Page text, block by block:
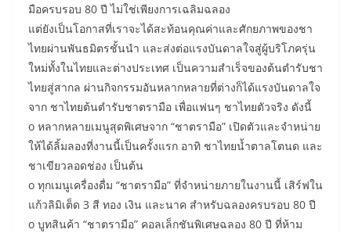
มือครบรอบ 80 ปี ไม่ใช่เพียงการเฉลิมฉลอง
แต่ยังเป็นโอกาสที่เราจะได้สะท้อนคุณค่าและศักยภาพของชา
ไทยผ่านพันธมิตรชั้นนำ และส่งต่อแรงบันดาลใจสู่ผู้บริโภครุ่น
ใหม่ทั้งในไทยและต่างประเทศ เป็นความสำเร็จของต้นตำรับชา
ไทยสู่สากล ผ่านกิจกรรมอันหลากหลายที่ต่างก็ได้แรงบันดาลใจ
จาก ชาไทยต้นตำรับชาตรามือ เพื่อแฟนๆ ชาไทยตัวจริง ดังนี้
o หลากหลายเมนูสุดพิเศษจาก “ชาตรามือ” เปิดตัวและจำหน่าย
ให้ได้ลิ้มลองที่งานนี้เป็นครั้งแรก อาทิ ชาไทยน้ำตาลโตนด และ
ชาเขียวลอดช่อง เป็นต้น
o ทุกเมนูเครื่องดื่ม “ชาตรามือ” ที่จำหน่ายภายในงานนี้ เสิร์ฟใน
แก้วลิมิเต็ด 3 สี ทอง เงิน และนาค สำหรับฉลองครบรอบ 80 ปี
o บูทสินค้า “ชาตรามือ” คอลเล็กชันพิเศษฉลอง 80 ปี ที่ห้าม